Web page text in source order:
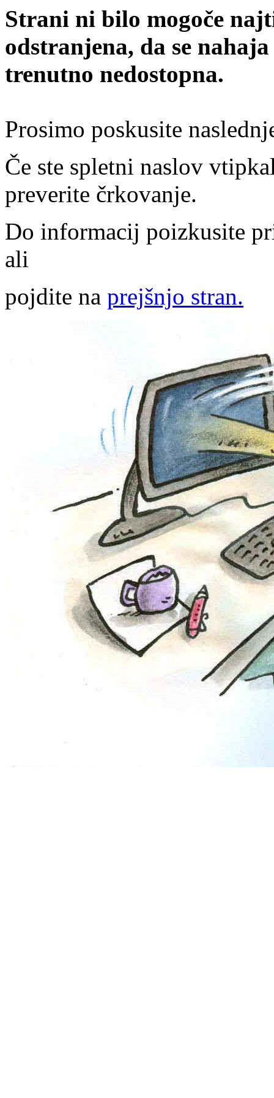
Strani ni bilo mogoče
odstranjena, da se
trenutno nedostopna.
Prosimo poskusite
Če ste spletni naslov
preverite črkovanje.
Do informacij poizkusite
ali
pojdite na prejšnjo stran.